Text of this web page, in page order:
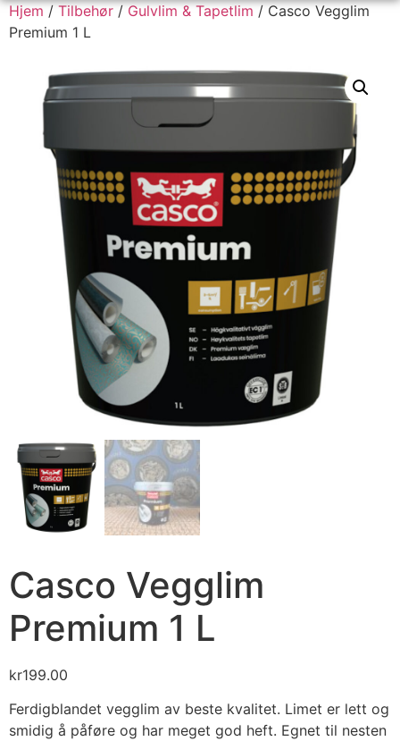
Hjem/Tilbehør/Gulvlim & Tapetlim/ Casco Vegglim
Premium 1 L
Casco Vegglim
Premium 1 L
kr199.00
Ferdigblandet vegglim av beste kvalitet. Limet er lett og
smidig å påføre og har meget god heft. Egnet til nesten